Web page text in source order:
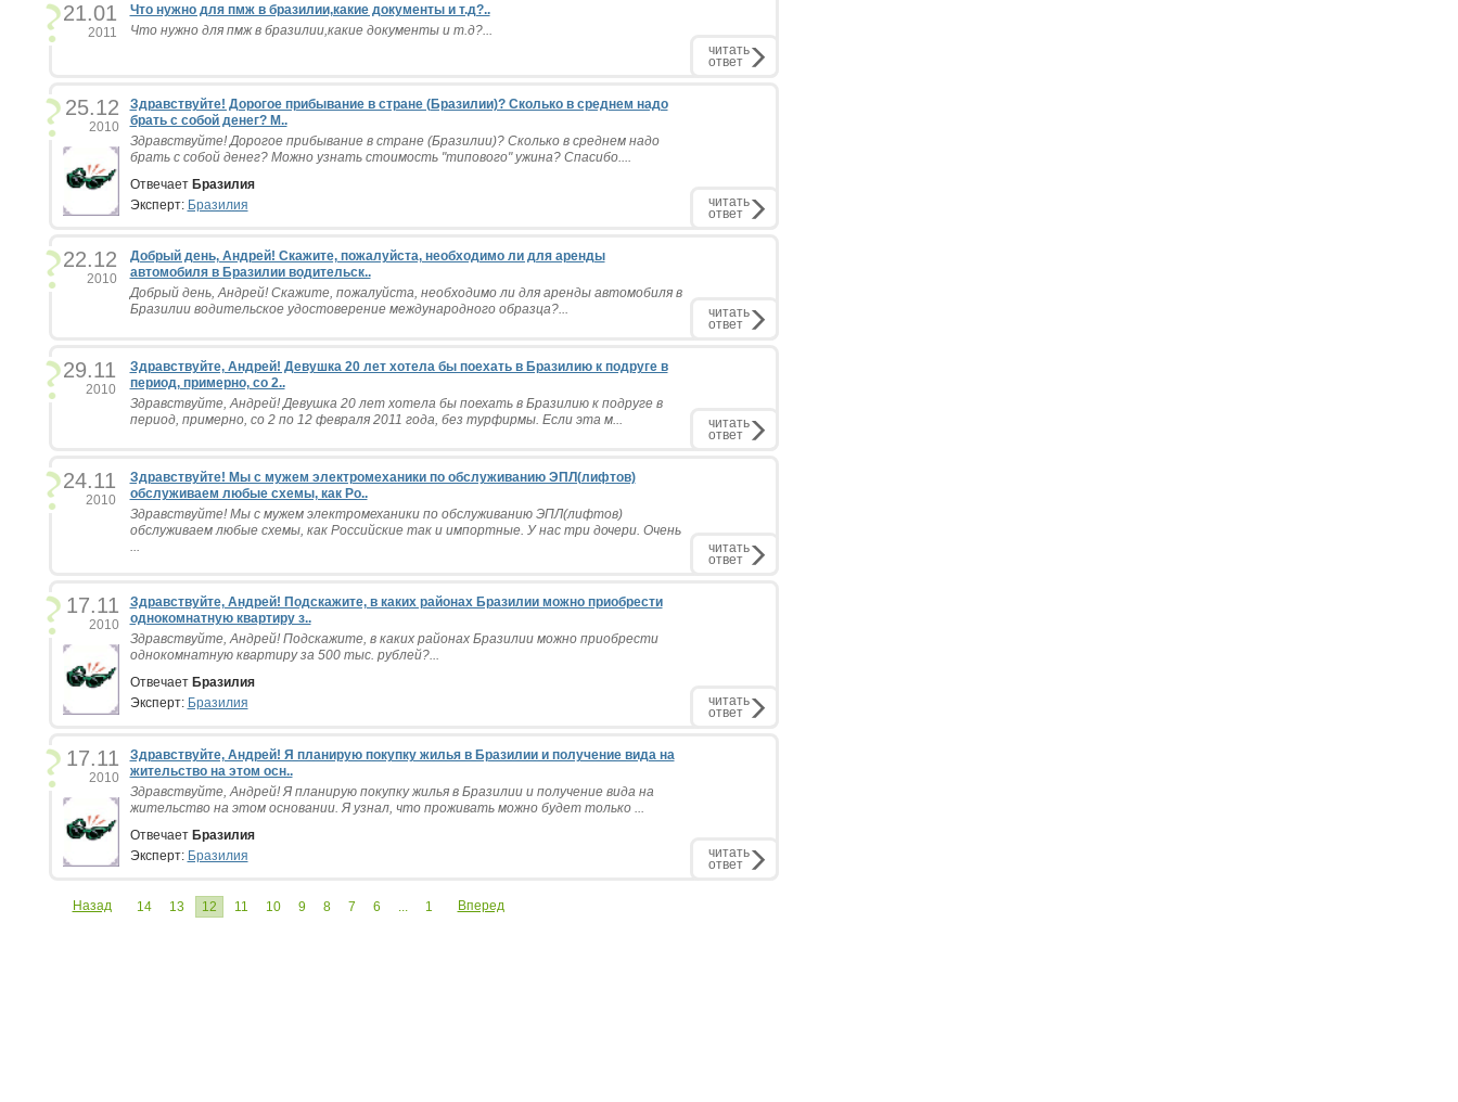
21.01
2011
Что нужно для пмж в бразилии,какие документы и т.д?..
Что нужно для пмж в бразилии,какие документы и т.д?...
читать
ответ
25.12
2010
Здравствуйте! Дорогое прибывание в стране (Бразилии)? Сколько в среднем надо
брать с собой денег? М..
Здравствуйте! Дорогое прибывание в стране (Бразилии)? Сколько в среднем надо
брать с собой денег? Можно узнать стоимость "типового" ужина? Спасибо....
Отвечает Бразилия
Эксперт: Бразилия читать
ответ
22.12
2010
Добрый день, Андрей! Скажите, пожалуйста, необходимо ли для аренды
автомобиля в Бразилии водительск..
Добрый день, Андрей! Скажите, пожалуйста, необходимо ли для аренды автомобиля в
Бразилии водительское удостоверение международного образца?...
читать
ответ
29.11
2010
Здравствуйте, Андрей! Девушка 20 лет хотела бы поехать в Бразилию к подруге в
период, примерно, со 2..
Здравствуйте, Андрей! Девушка 20 лет хотела бы поехать в Бразилию к подруге в
период, примерно, со 2 по 12 февраля 2011 года, без турфирмы. Если эта м...
читать
ответ
24.11
2010
Здравствуйте! Мы с мужем электромеханики по обслуживанию ЭПЛ(лифтов)
обслуживаем любые схемы, как Ро..
Здравствуйте! Мы с мужем электромеханики по обслуживанию ЭПЛ(лифтов)
обслуживаем любые схемы, как Российские так и импортные. У нас три дочери. Очень
...
читать
ответ
17.11
2010
Здравствуйте, Андрей! Подскажите, в каких районах Бразилии можно приобрести
однокомнатную квартиру з..
Здравствуйте, Андрей! Подскажите, в каких районах Бразилии можно приобрести
однокомнатную квартиру за 500 тыс. рублей?...
Отвечает Бразилия
Эксперт: Бразилия читать
ответ
17.11
2010
Здравствуйте, Андрей! Я планирую покупку жилья в Бразилии и получение вида на
жительство на этом осн..
Здравствуйте, Андрей! Я планирую покупку жилья в Бразилии и получение вида на
жительство на этом основании. Я узнал, что проживать можно будет только ...
Отвечает Бразилия
Эксперт: Бразилия читать
ответ
Назад 14 13 12 11 10 9 8 7 6 ... 1 Вперед